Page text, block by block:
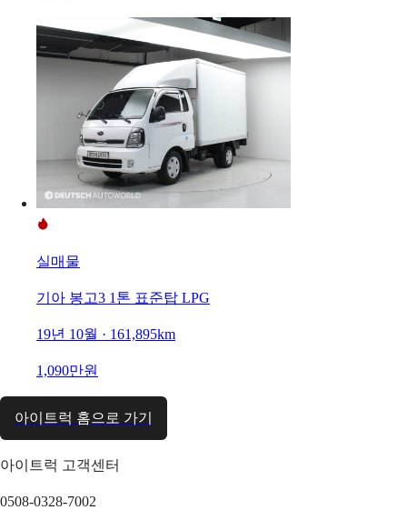
실매물
기아 봉고3 1톤 표준탑 LPG
19년 10월 · 161,895km
1,090만원
아이트럭 홈으로 가기
아이트럭 고객센터
0508-0328-7002